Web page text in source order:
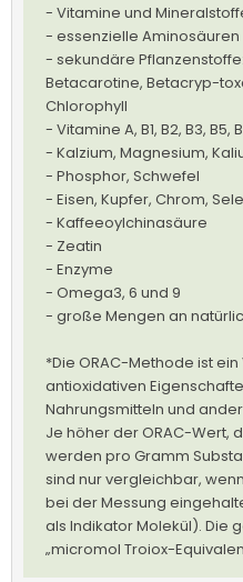
- Vitamine und
- essenzielle
- sekundäre
Betacarotine, Betacryp-
Chlorophyll
- Vitamine A, B1, B2, B3, B5,
- Kalzium, Magnesium,
- Phosphor, Schwefel
- Eisen, Kupfer, Chrom,
- Kaffeeoylchinasäure
- Zeatin
- Enzyme
- Omega3, 6 und 9
- große Mengen an
*Die ORAC-Methode ist
antioxidativen
Nahrungsmitteln und
Je höher der ORAC-Wert,
werden pro Gramm
sind nur vergleichbar,
bei der Messung
als Indikator Molekül). Die
„micromol Troiox-